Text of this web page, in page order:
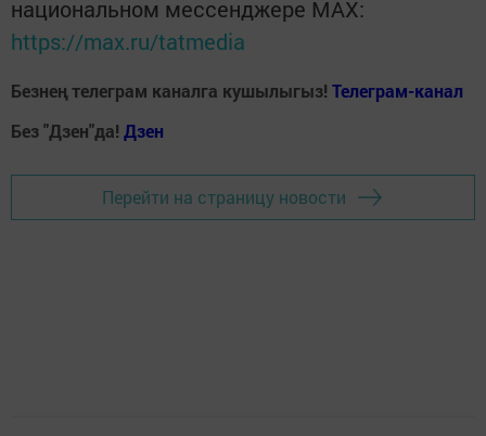
национальном мессенджере MАХ:
https://max.ru/tatmedia
Безнең телеграм каналга кушылыгыз! Телеграм-канал
Без "Дзен"да! Дзен
Перейти на страницу новости